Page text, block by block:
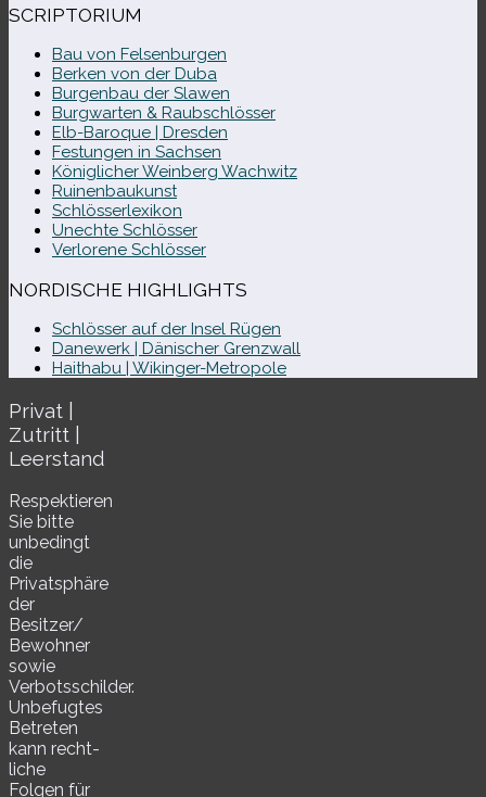
SCRIPTORIUM
Bau von Felsenburgen
Berken von der Duba
Burgenbau der Slawen
Burgwarten & Raubschlösser
Elb-​Baroque | Dresden
Festungen in Sachsen
Königlicher Weinberg Wachwitz
Ruinenbaukunst
Schlösserlexikon
Unechte Schlösser
Verlorene Schlösser
NORDISCHE HIGHLIGHTS
Schlösser auf der Insel Rügen
Danewerk | Dänischer Grenzwall
Haithabu | Wikinger-Metropole
Privat |
Zutritt |
Leerstand
Respektieren
Sie bitte
unbe­dingt
die
Privatsphäre
der
Besitzer/​
Bewohner
sowie
Verbotsschilder.
Unbefugtes
Betreten
kann recht­
li­che
Folgen für